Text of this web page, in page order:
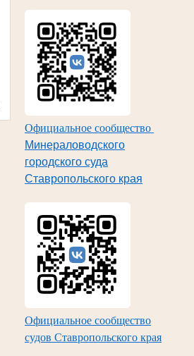
Официальное сообщество
Минераловодского
городского суда
Ставропольского края
Официальное сообщество
судов Ставропольского края